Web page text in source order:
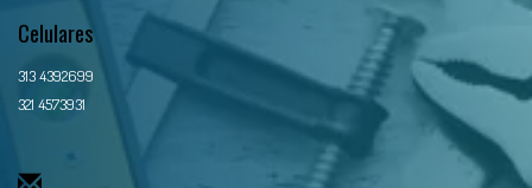
Celulares
313 4392699
321 4573931